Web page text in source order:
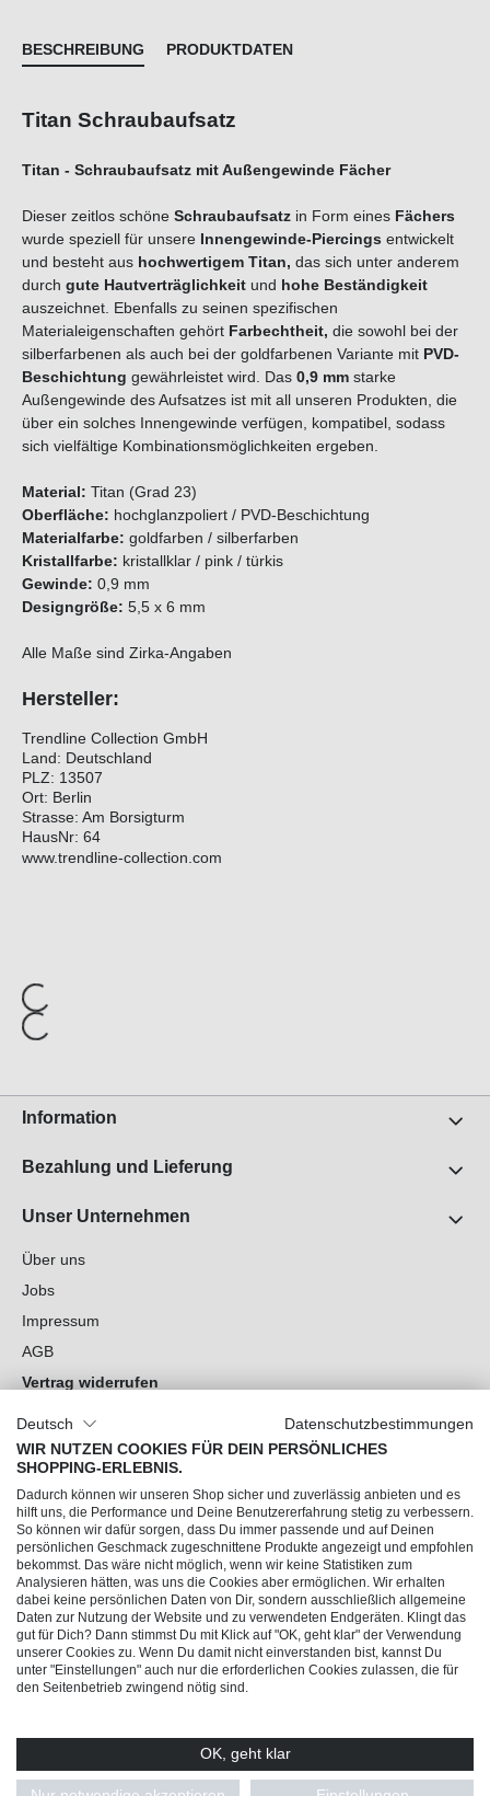
BESCHREIBUNG PRODUKTDATEN
Titan Schraubaufsatz
Titan - Schraubaufsatz mit Außengewinde Fächer
Dieser zeitlos schöne Schraubaufsatz in Form eines Fächers
wurde speziell für unsere Innengewinde-Piercings entwickelt
und besteht aus hochwertigem Titan, das sich unter anderem
durch gute Hautverträglichkeit und hohe Beständigkeit
auszeichnet. Ebenfalls zu seinen spezifischen
Materialeigenschaften gehört Farbechtheit, die sowohl bei der
silberfarbenen als auch bei der goldfarbenen Variante mit PVD-
Beschichtung gewährleistet wird. Das 0,9 mm starke
Außengewinde des Aufsatzes ist mit all unseren Produkten, die
über ein solches Innengewinde verfügen, kompatibel, sodass
sich vielfältige Kombinationsmöglichkeiten ergeben.
Material: Titan (Grad 23)
Oberfläche: hochglanzpoliert / PVD-Beschichtung
Materialfarbe: goldfarben / silberfarben
Kristallfarbe: kristallklar / pink / türkis
Gewinde: 0,9 mm
Designgröße: 5,5 x 6 mm
Alle Maße sind Zirka-Angaben
Hersteller:
Trendline Collection GmbH
Land: Deutschland
PLZ: 13507
Ort: Berlin
Strasse: Am Borsigturm
HausNr: 64
www.trendline-collection.com
Information
Bezahlung und Lieferung
Unser Unternehmen
Über uns
Jobs
Impressum
AGB
Vertrag widerrufen
Cookie-Einstellungen
Du hast Fragen?
Unsere Socials
© 2026 Trendline direkt GmbH & Co. KG – Alle Rechte vorbehalten
Deutsch
Datenschutzbestimmungen
WIR NUTZEN COOKIES FÜR DEIN PERSÖNLICHES
SHOPPING-ERLEBNIS.
Dadurch können wir unseren Shop sicher und zuverlässig anbieten und es
hilft uns, die Performance und Deine Benutzererfahrung stetig zu verbessern.
So können wir dafür sorgen, dass Du immer passende und auf Deinen
persönlichen Geschmack zugeschnittene Produkte angezeigt und empfohlen
bekommst. Das wäre nicht möglich, wenn wir keine Statistiken zum
Analysieren hätten, was uns die Cookies aber ermöglichen. Wir erhalten
dabei keine persönlichen Daten von Dir, sondern ausschließlich allgemeine
Daten zur Nutzung der Website und zu verwendeten Endgeräten. Klingt das
gut für Dich? Dann stimmst Du mit Klick auf "OK, geht klar" der Verwendung
unserer Cookies zu. Wenn Du damit nicht einverstanden bist, kannst Du
unter "Einstellungen" auch nur die erforderlichen Cookies zulassen, die für
den Seitenbetrieb zwingend nötig sind.
OK, geht klar